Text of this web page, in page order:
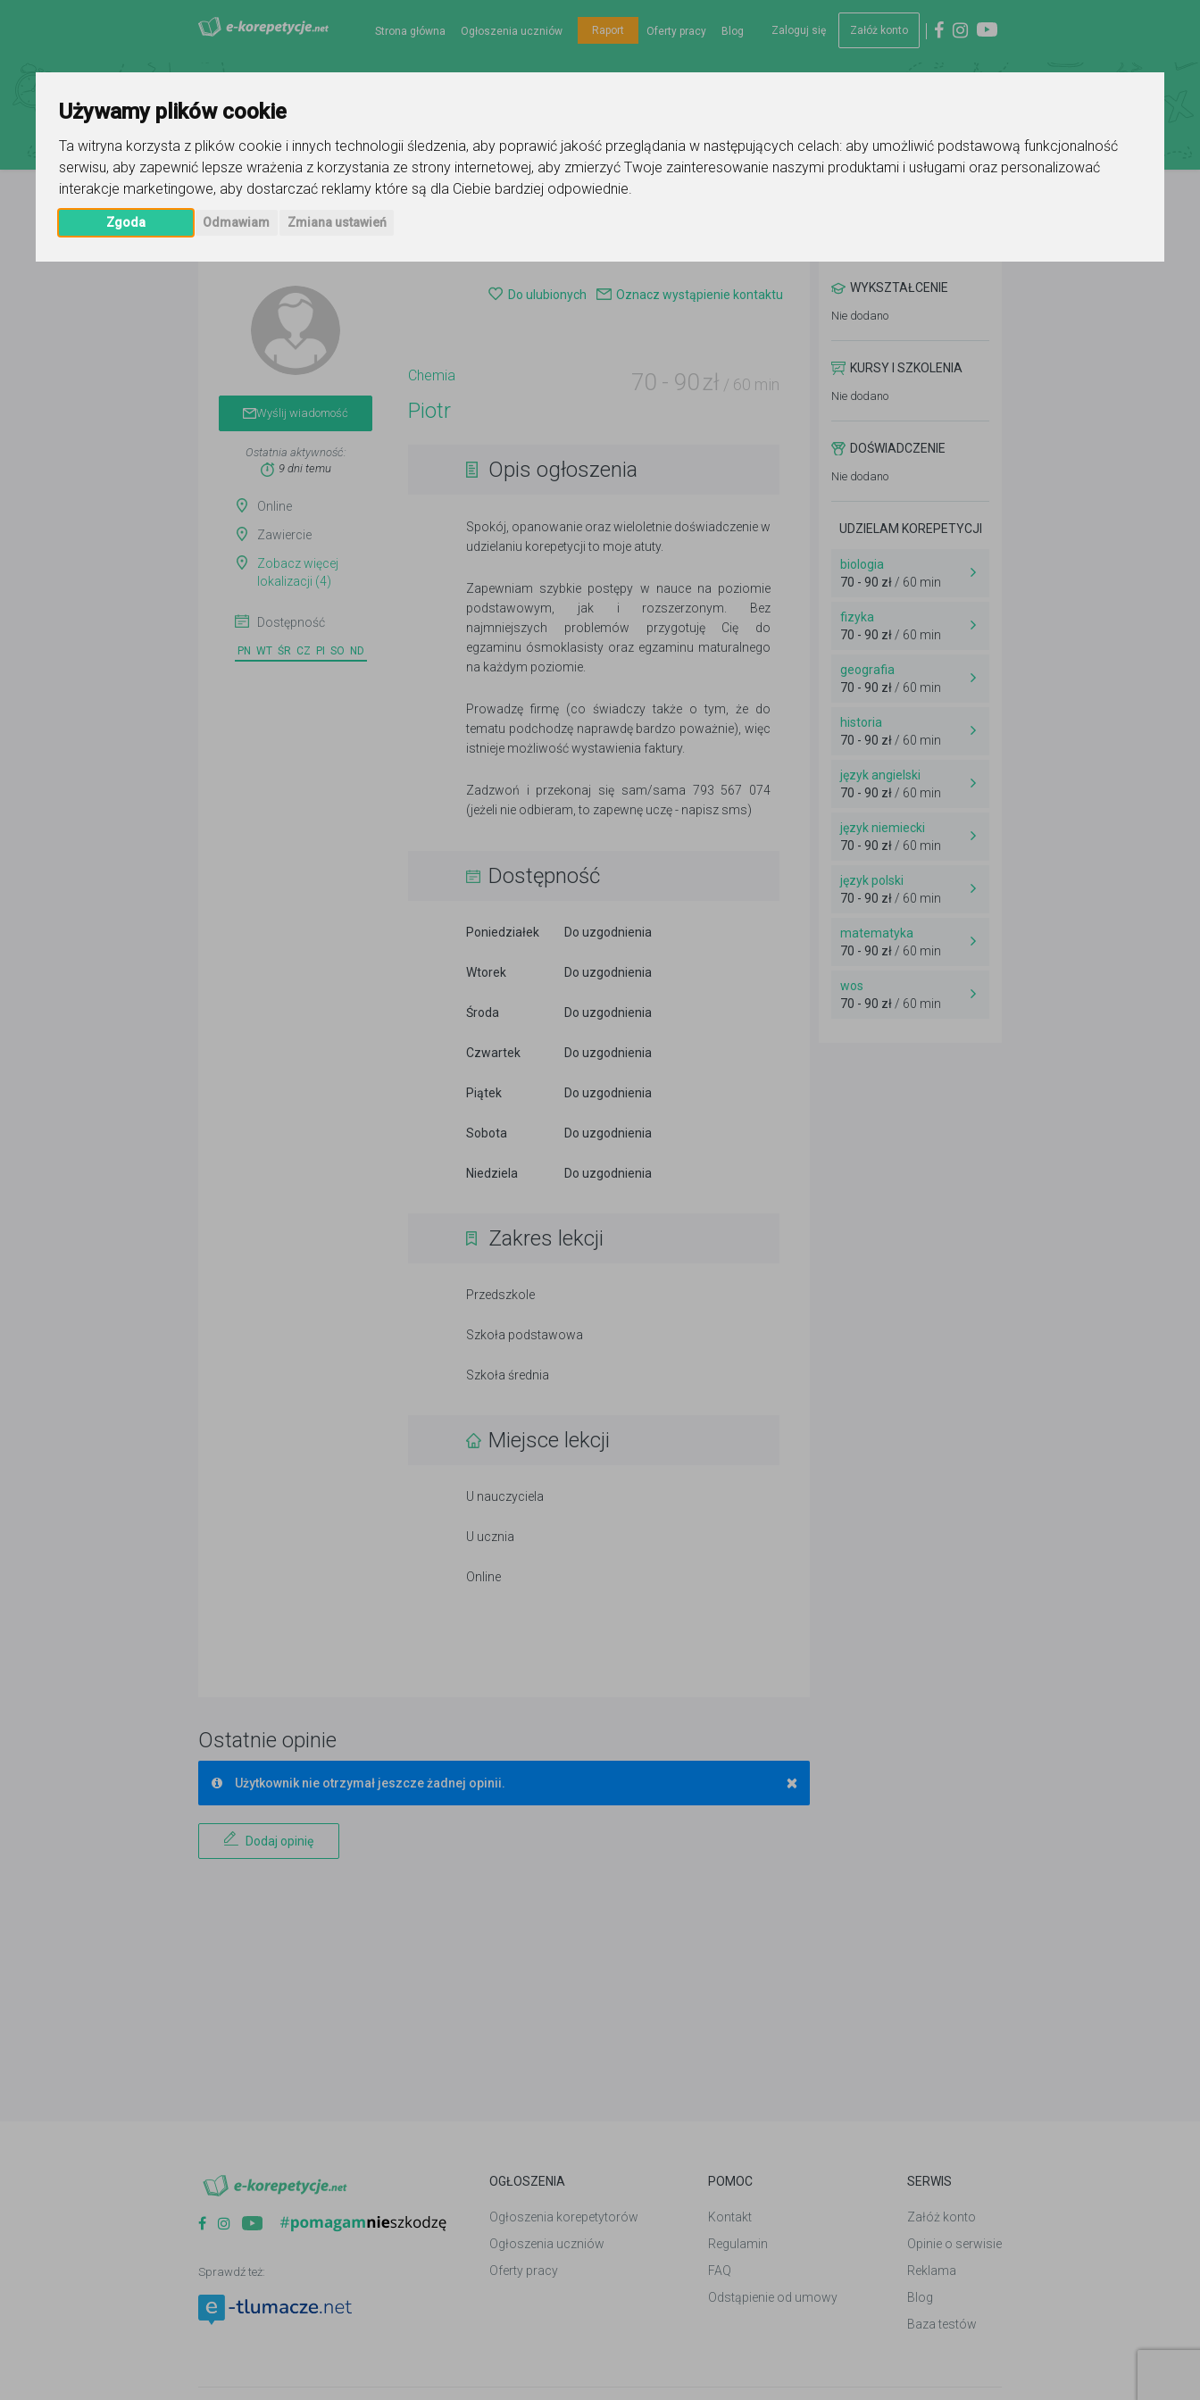
Używamy plików cookie
Ta witryna korzysta z plików cookie i innych technologii śledzenia, aby poprawić jakość przeglądania w następujących celach: aby umożliwić podstawową funkcjonalność
serwisu, aby zapewnić lepsze wrażenia z korzystania ze strony internetowej, aby zmierzyć Twoje zainteresowanie naszymi produktami i usługami oraz personalizować
interakcje marketingowe, aby dostarczać reklamy które są dla Ciebie bardziej odpowiednie.
Zgoda Odmawiam Zmiana ustawień
Zaloguj się Załóż konto
Strona główna Ogłoszenia uczniów Raport Oferty pracy Blog
Strona główna Piotr Ogłoszenie korepetytora - chemia
Do ulubionych Oznacz wystąpienie kontaktu
Wyślij wiadomość
Ostatnia aktywność:
9 dni temu
Online
Zawiercie
Zobacz więcej
lokalizacji (4)
Dostępność
PN WT ŚR CZ PI SO ND
Chemia 70 - 90 zł / 60 min
Piotr
Opis ogłoszenia
Spokój, opanowanie oraz wieloletnie doświadczenie w
udzielaniu korepetycji to moje atuty.
Zapewniam szybkie postępy w nauce na poziomie
podstawowym, jak i rozszerzonym. Bez
najmniejszych problemów przygotuję Cię do
egzaminu ósmoklasisty oraz egzaminu maturalnego
na każdym poziomie.
Prowadzę firmę (co świadczy także o tym, że do
tematu podchodzę naprawdę bardzo poważnie), więc
istnieje możliwość wystawienia faktury.
Zadzwoń i przekonaj się sam/sama 793 567 074
(jeżeli nie odbieram, to zapewnę uczę - napisz sms)
Dostępność
Poniedziałek Do uzgodnienia
Wtorek Do uzgodnienia
Środa Do uzgodnienia
Czwartek Do uzgodnienia
Piątek Do uzgodnienia
Sobota Do uzgodnienia
Niedziela Do uzgodnienia
Zakres lekcji
Przedszkole
Szkoła podstawowa
Szkoła średnia
Miejsce lekcji
U nauczyciela
U ucznia
Online
WYKSZTAŁCENIE
Nie dodano
KURSY I SZKOLENIA
Nie dodano
DOŚWIADCZENIE
Nie dodano
UDZIELAM KOREPETYCJI
biologia
70 - 90 zł / 60 min
fizyka
70 - 90 zł / 60 min
geografia
70 - 90 zł / 60 min
historia
70 - 90 zł / 60 min
język angielski
70 - 90 zł / 60 min
język niemiecki
70 - 90 zł / 60 min
język polski
70 - 90 zł / 60 min
matematyka
70 - 90 zł / 60 min
wos
70 - 90 zł / 60 min
Ostatnie opinie
×
Użytkownik nie otrzymał jeszcze żadnej opinii.
Dodaj opinię
Sprawdź też:
OGŁOSZENIA
Ogłoszenia korepetytorów
Ogłoszenia uczniów
Oferty pracy
POMOC
Kontakt
Regulamin
FAQ
Odstąpienie od umowy
SERWIS
Załóż konto
Opinie o serwisie
Reklama
Blog
Baza testów